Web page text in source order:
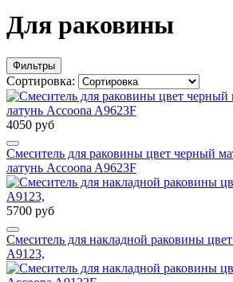
Для раковины
Фильтры
Сортировка:
4050 руб
Смеситель для раковины цвет черный
латунь Accoona A9623F
5700 руб
Смеситель для накладной раковины
A9123,